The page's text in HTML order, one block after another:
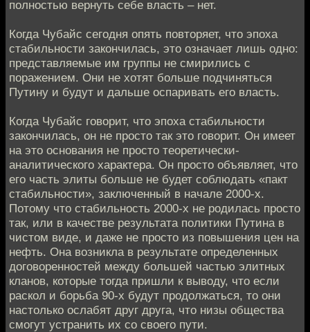
полностью вернуть себе власть – нет.
Когда Чубайс сегодня опять повторяет, что эпоха
стабильности закончилась, это означает лишь одно:
представляемые им группы не смирились с
поражением. Они не хотят больше подчиняться
Путину и будут и дальше оспаривать его власть.
Когда Чубайс говорит, что эпоха стабильности
закончилась, он не просто так это говорит. Он имеет
на это основания не просто теоретически-
аналитического характера. Он просто объявляет, что
его часть элиты больше не будет соблюдать «пакт
стабильности», заключенный в начале 2000-х.
Потому что стабильность 2000-х не родилась просто
так, или в качестве результата политики Путина в
чистом виде, и даже не просто из повышения цен на
нефть. Она возникла в результате определенных
договоренностей между большей частью элитных
кланов, которые тогда пришли к выводу, что если
раскол и борьба 90-х будут продолжаться, то они
настолько ослабят друг друга, что низы общества
смогут устранить их со своего пути.